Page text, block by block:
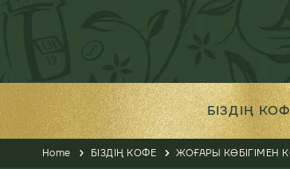
БІЗДІҢ
Home БІЗДІҢ КОФЕ ЖОҒАРЫ КӨБІГІМЕН